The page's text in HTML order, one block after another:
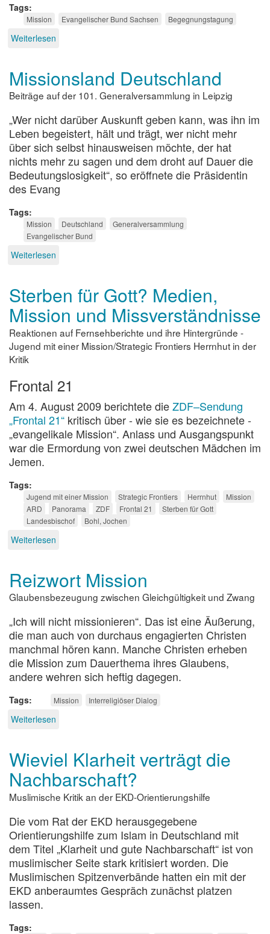
Tags
Mission Evangelischer Bund Sachsen Begegnungstagung
Weiterlesen
aber
wie?
Missionsland Deutschland
Beiträge auf der 101. Generalversammlung in Leipzig
„Wer nicht darüber Auskunft geben kann, was ihn im
Leben begeistert, hält und trägt, wer nicht mehr
über sich selbst hinausweisen möchte, der hat
nichts mehr zu sagen und dem droht auf Dauer die
Bedeutungslosigkeit“, so eröffnete die Präsidentin
des Evang
Tags
Mission Deutschland
Generalversammlung
Evangelischer Bund
Weiterlesen
Sterben für Gott? Medien,
Mission und Missverständnisse
Reaktionen auf Fernsehberichte und ihre Hintergründe -
Jugend mit einer Mission/Strategic Frontiers Herrnhut in der
Kritik
Frontal 21
Am 4. August 2009 berichtete dieZDF–Sendung
„Frontal 21“ kritisch über - wie sie es bezeichnete -
„evangelikale Mission“. Anlass und Ausgangspunkt
war die Ermordung von zwei deutschen Mädchen im
Jemen.
Tags
Jugend mit einer Mission Strategic Frontiers Herrnhut
Mission
ARD
Panorama ZDF Frontal 21
Sterben für Gott
Landesbischof
Bohl, Jochen
Weiterlesen
Medien,
Mission
Missverständnisse
Reizwort Mission
Glaubensbezeugung zwischen Gleichgültigkeit und Zwang
„Ich will nicht missionieren“. Das ist eine Äußerung,
die man auch von durchaus engagierten Christen
manchmal hören kann. Manche Christen erheben
die Mission zum Dauerthema ihres Glaubens,
andere wehren sich heftig dagegen.
Tags Mission Interreligiöser Dialog
Weiterlesen
Wieviel Klarheit verträgt die
Nachbarschaft?
Muslimische Kritik an der EKD-Orientierungshilfe
Die vom Rat der EKD herausgegebene
Orientierungshilfe zum Islam in Deutschland mit
dem Titel „Klarheit und gute Nachbarschaft“ ist von
muslimischer Seite stark kritisiert worden. Die
Muslimischen Spitzenverbände hatten ein mit der
EKD anberaumtes Gespräch zunächst platzen
lassen.
Tags